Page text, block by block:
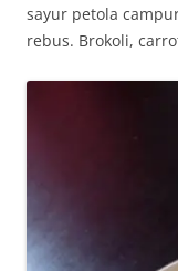
sayur petola
rebus. Brokoli,